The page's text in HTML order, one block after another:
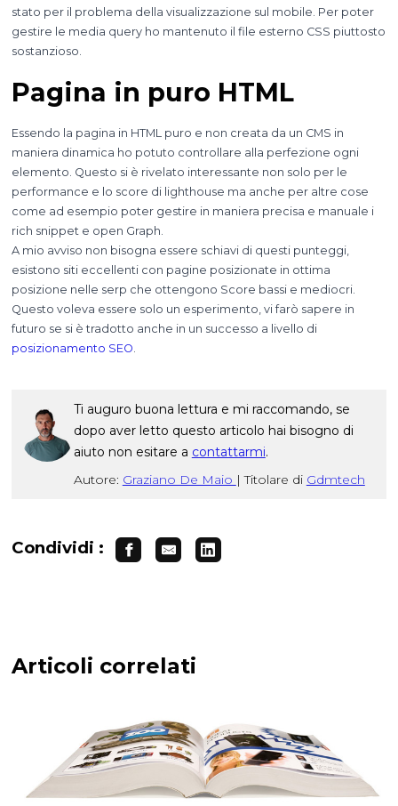
stato per il problema della visualizzazione sul mobile. Per poter
gestire le media query ho mantenuto il file esterno CSS piuttosto
sostanzioso.
Pagina in puro HTML
Essendo la pagina in HTML puro e non creata da un CMS in
maniera dinamica ho potuto controllare alla perfezione ogni
elemento. Questo si è rivelato interessante non solo per le
performance e lo score di lighthouse ma anche per altre cose
come ad esempio poter gestire in maniera precisa e manuale i
rich snippet e open Graph.
A mio avviso non bisogna essere schiavi di questi punteggi,
esistono siti eccellenti con pagine posizionate in ottima
posizione nelle serp che ottengono Score bassi e mediocri.
Questo voleva essere solo un esperimento, vi farò sapere in
futuro se si è tradotto anche in un successo a livello di
posizionamento SEO
Ti auguro buona lettura e mi raccomando, se
dopo aver letto questo articolo hai bisogno di
aiuto non esitare a contattarmi.
Autore: Graziano De Maio | Titolare di Gdmtech
Condividi :
Articoli correlati